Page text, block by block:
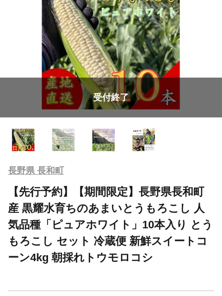
受付終了
長野県 長和町
【先行予約】【期間限定】長野県長和町
産 黒耀水育ちのあまいとうもろこし 人
気品種「ピュアホワイト」10本入り とう
もろこし セット 冷蔵便 新鮮スイートコ
ーン4kg 朝採れトウモロコシ